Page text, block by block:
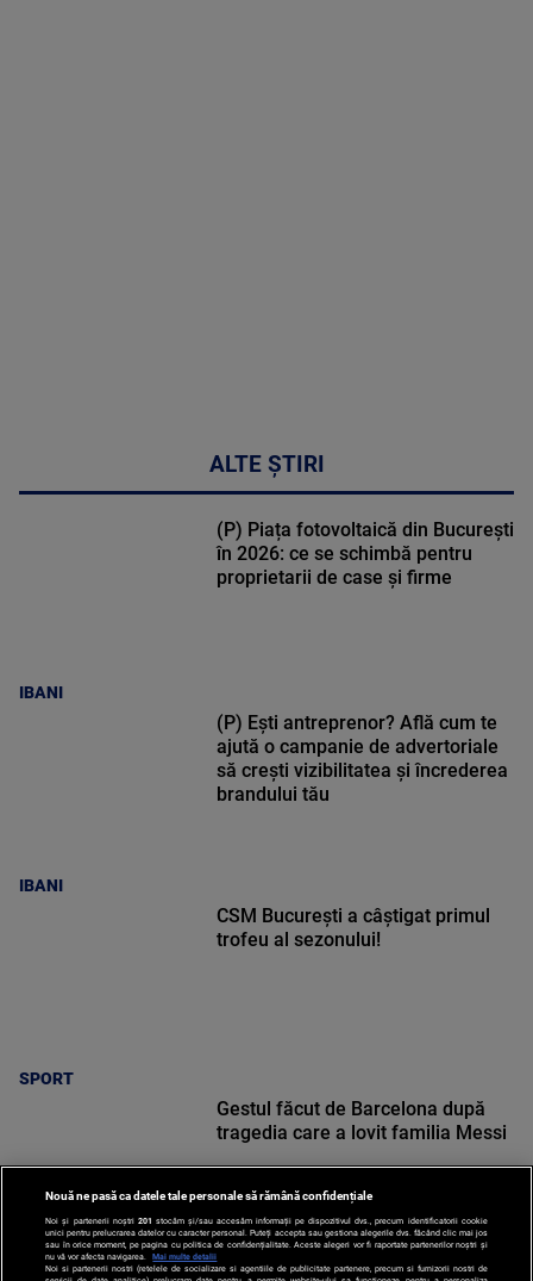
ALTE ȘTIRI
IBANI
(P) Piața fotovoltaică din București
în 2026: ce se schimbă pentru
proprietarii de case și firme
IBANI
(P) Ești antreprenor? Află cum te
ajută o campanie de advertoriale
să crești vizibilitatea și încrederea
brandului tău
SPORT
CSM București a câștigat primul
trofeu al sezonului!
SPORT
Gestul făcut de Barcelona după
tragedia care a lovit familia Messi
Nouă ne pasă ca datele tale personale să rămână confidențiale
Noi și partenerii noștri 201 stocăm și/sau accesăm informații pe dispozitivul dvs., precum identificatorii cookie
unici pentru prelucrarea datelor cu caracter personal. Puteți accepta sau gestiona alegerile dvs. făcând clic mai jos
sau în orice moment, pe pagina cu politica de confidențialitate. Aceste alegeri vor fi raportate partenerilor noștri și
nu vă vor afecta navigarea.
Mai multe detalii
Noi si partenerii nostri (retelele de socializare si agentiile de publicitate partenere, precum si furnizorii nostri de